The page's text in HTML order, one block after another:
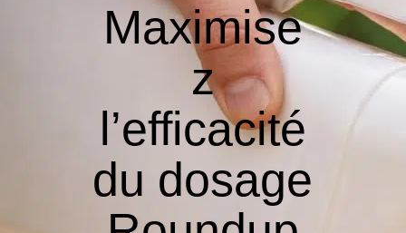
Maximise
z
l’efficacité
du dosage